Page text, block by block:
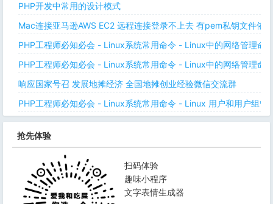
PHP开发中常用的设计模式
Mac连接亚马逊AWS EC2 远程连接登录不上去 有pem私钥文件依
PHP工程师必知必会 - Linux系统常用命令 - Linux中的网络管理命
PHP工程师必知必会 - Linux系统常用命令 - Linux中的网络管理命
响应国家号召 发展地摊经济 全国地摊创业经验微信交流群
PHP工程师必知必会 - Linux系统常用命令 - Linux 用户和用户组管
抢先体验
扫码体验
趣味小程序
文字表情生成器